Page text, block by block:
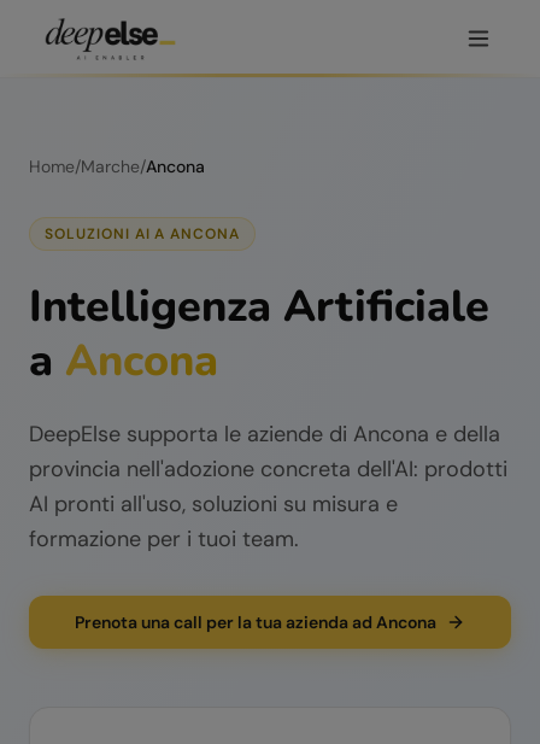
Home/Marche/Ancona
SOLUZIONI AI AANCONA
Intelligenza Artificiale
a Ancona
DeepElse supporta le aziende di Ancona e della
provincia nell'adozione concreta dell'AI: prodotti
AI pronti all'uso, soluzioni su misura e
formazione per i tuoi team.
Prenota una call per la tua azienda ad Ancona